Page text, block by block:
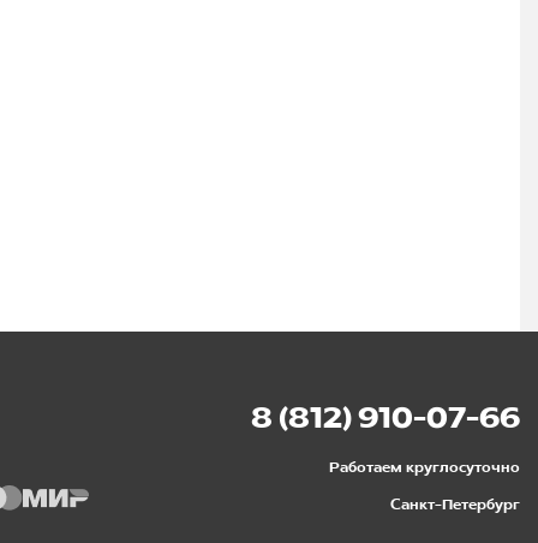
8 (812) 910-07-66
Работаем круглосуточно
Санкт-Петербург